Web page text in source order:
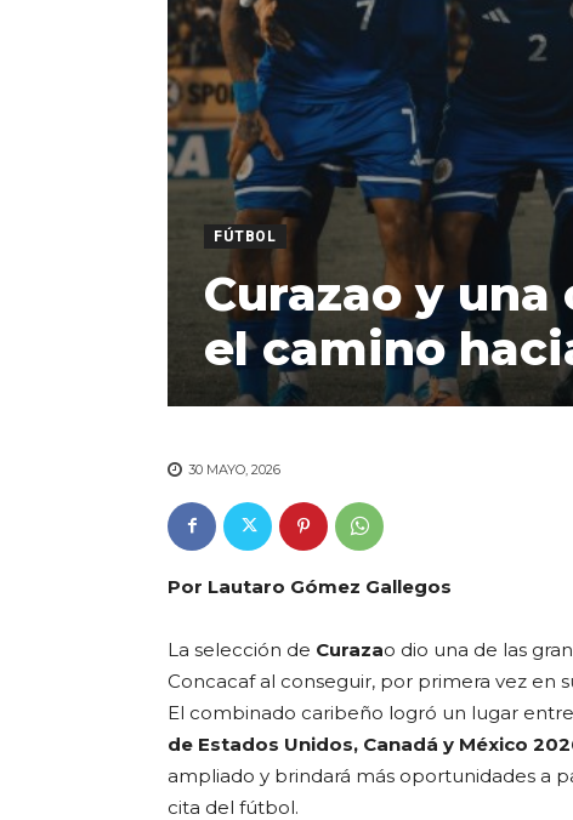
FÚTBOL
Curazao y
el camino
30 MAYO, 2026
Por Lautaro Gómez Gallegos
La selección de Curazao dio una de las
Concacaf al conseguir, por primera vez en
El combinado caribeño logró un lugar
de Estados Unidos, Canadá y México
ampliado y brindará más oportunidades a
cita del fútbol.